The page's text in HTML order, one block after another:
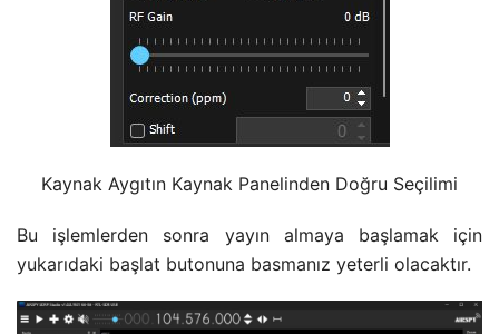
Kaynak Aygıtın Kaynak Panelinden Doğru Seçilimi
Bu işlemlerden sonra yayın almaya başlamak için
yukarıdaki başlat butonuna basmanız yeterli olacaktır.